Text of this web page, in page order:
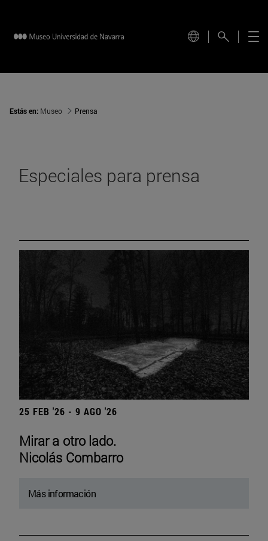
Estás en: Museo Prensa
Especiales para prensa
25 FEB '26 - 9 AGO '26
Mirar a otro lado.
Nicolás Combarro
Más información